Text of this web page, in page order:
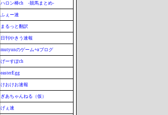
ハロン棒ch -競馬まとめ-
ふぇー速
まるっと翻訳
日刊やきう速報
mutyunのゲーム+αブログ
げーすぽch
easterEgg
けおけお速報
ぎあちゃんねる（仮）
げぇ速